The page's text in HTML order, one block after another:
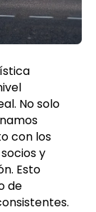
No solo
con los
y
Esto
de